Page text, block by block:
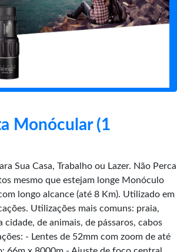
Monócular (1
Sua Casa, Trabalho ou Lazer. Não Perca
mesmo que estejam longe Monóculo
longo alcance (até 8 Km). Utilizado em
Utilizações mais comuns: praia,
de animais, de pássaros, cabos
- Lentes de 52mm com zoom de até